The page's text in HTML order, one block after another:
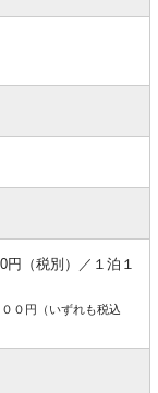
（税別）／１泊１
０円（いずれも税込